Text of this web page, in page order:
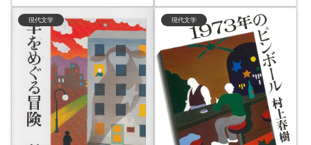
現代文学 現代文学